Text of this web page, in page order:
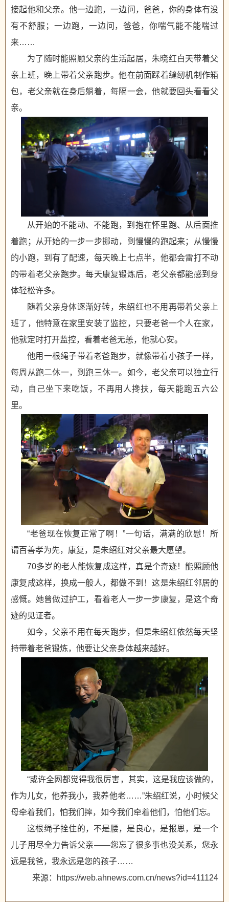
接起他和父亲。他一边跑，一边问，爸爸，你的身体有没
有不舒服；一边跑，一边问，爸爸，你喘气能不能喘过
来……
为了随时能照顾父亲的生活起居，朱晓红白天带着父
亲上班，晚上带着父亲跑步。他在前面踩着缝纫机制作箱
包，老父亲就在身后躺着，每隔一会，他就要回头看看父
亲。
从开始的不能动、不能跑，到抱在怀里跑、从后面推
着跑；从开始的一步一步挪动，到慢慢的跑起来；从慢慢
的小跑，到有了配速，每天晚上七点半，他都会雷打不动
的带着老父亲跑步。每天康复锻炼后，老父亲都能感到身
体轻松许多。
随着父亲身体逐渐好转，朱绍红也不用再带着父亲上
班了，他特意在家里安装了监控，只要老爸一个人在家，
他就定时打开监控，看着老爸无恙，他就心安。
他用一根绳子带着老爸跑步，就像带着小孩子一样，
每周从跑二休一，到跑三休一。如今，老父亲可以独立行
动，自己坐下来吃饭，不再用人搀扶，每天能跑五六公
里。
“老爸现在恢复正常了啊！”一句话，满满的欣慰！所
谓百善孝为先，康复，是朱绍红对父亲最大愿望。
70多岁的老人能恢复成这样，真是个奇迹！能照顾他
康复成这样，换成一般人，都做不到！这是朱绍红邻居的
感慨。她曾做过护工，看着老人一步一步康复，是这个奇
迹的见证者。
如今，父亲不用在每天跑步，但是朱绍红依然每天坚
持带着老爸锻炼，他要让父亲身体越来越好。
“或许全网都觉得我很厉害，其实，这是我应该做的，
作为儿女，他养我小，我养他老……”朱绍红说，小时候父
母牵着我们，怕我们摔，如今我们牵着他们，怕他们忘。
这根绳子拴住的，不是腰，是良心，是报恩，是一个
儿子用尽全力告诉父亲——您忘了很多事也没关系，您永
远是我爸，我永远是您的孩子……
来源：https://web.ahnews.com.cn/news?id=411124